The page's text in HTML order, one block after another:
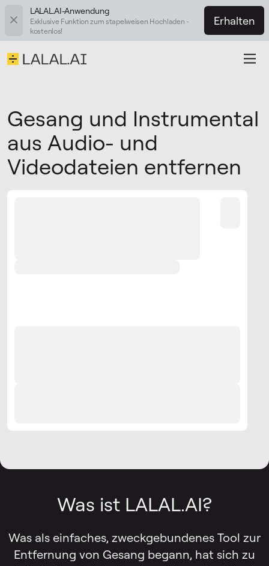
LALAL.AI-Anwendung
Exklusive Funktion zum stapelweisen Hochladen -
kostenlos!
Erhalten
Gesang und Instrumental
aus Audio- und
Videodateien entfernen
Was ist LALAL.AI?
Was als einfaches, zweckgebundenes Tool zur
Entfernung von Gesang begann, hat sich zu